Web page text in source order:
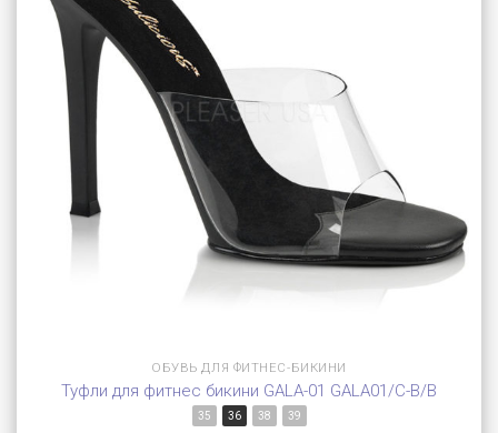
ОБУВЬ ДЛЯ ФИТНЕС-БИКИНИ
Туфли для фитнес бикини GALA-01 GALA01/C-B/B
35 36 38 39